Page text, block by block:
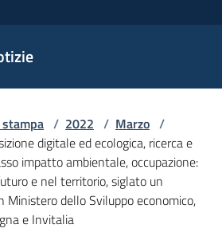
/ 2022 / Marzo /
digitale ed ecologica, ricerca e
impatto ambientale, occupazione:
e nel territorio, siglato un
Ministero dello Sviluppo economico,
e Invitalia